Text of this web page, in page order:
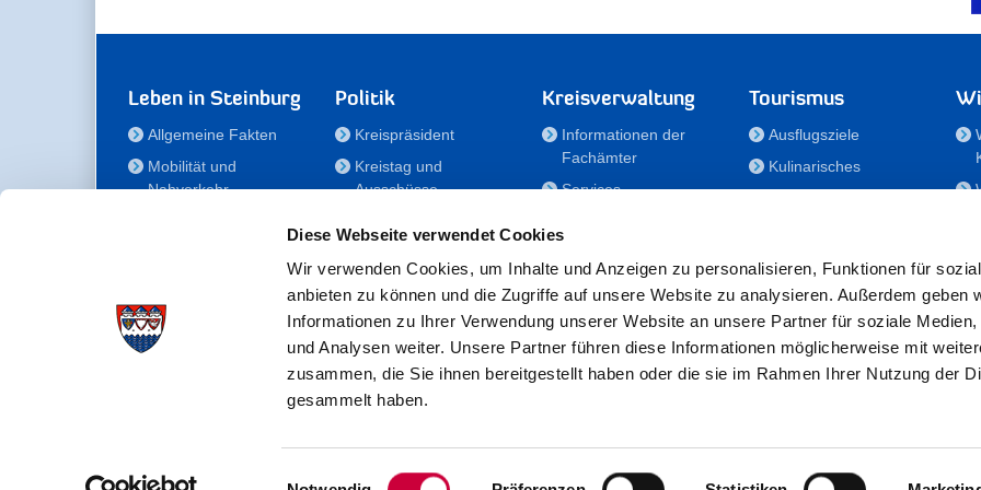
Diese Webseite verwendet Cookies
Wir verwenden Cookies, um Inhalte und Anzeigen zu personalisieren, Funktionen für
anbieten zu können und die Zugriffe auf unsere Website zu analysieren. Außerdem geben
Informationen zu Ihrer Verwendung unserer Website an unsere Partner für soziale Medien,
und Analysen weiter. Unsere Partner führen diese Informationen möglicherweise mit
zusammen, die Sie ihnen bereitgestellt haben oder die sie im Rahmen Ihrer Nutzung der
gesammelt haben.
Einwilligungsauswahl
Leben in Steinburg
Allgemeine Fakten
Mobilität und
Nahverkehr
Gesundheit
Bildung
Politik
Kreispräsident
Kreistag und
Ausschüsse
für Menschen mit
Behinderung
Der
Kreisseniorenbeirat
Förderstiftung
Fördergesellschaft/Sportförderung
Kreisverwaltung
Informationen der
Fachämter
Services
Nachwuchskräfte
Notdienste
Bekanntmachungen
Formulare/Downloads
RSS-Feeds
Tourismus
Ausflugsziele
Kulinarisches
Veranstaltungen
Kreisverwaltung Steinburg · Viktoriastraße 16-18 · 25524 Itzehoe · Telefon: 04821/69-0 · Fax: 04821/699-356 · E-Mail: